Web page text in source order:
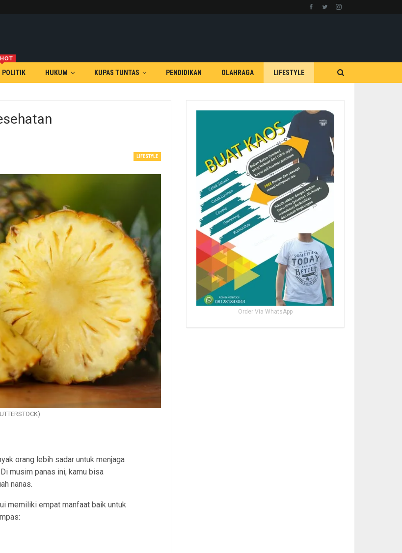
POLITIK
HOT
HUKUM KUPAS TUNTAS PENDIDIKAN OLAHRAGA LIFESTYLE
LIFESTYLE
orang lebih sadar untuk menjaga
musim panas ini, kamu bisa
nanas.
memiliki empat manfaat baik untuk
Order Via WhatsApp